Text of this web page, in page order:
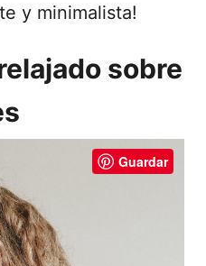
y minimalista!
sobre
Guardar